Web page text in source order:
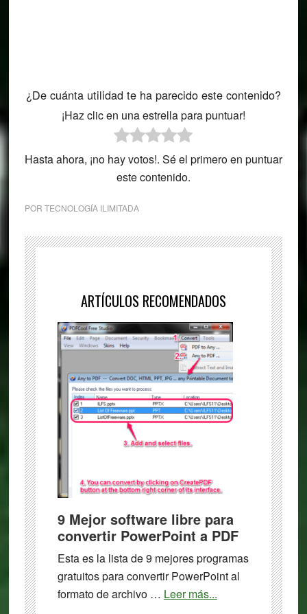
¿De cuánta utilidad te ha parecido este contenido?
¡Haz clic en una estrella para puntuar!
Hasta ahora, ¡no hay votos!. Sé el primero en puntuar
este contenido.
POR TECNOLOGÍA ILIMITADA
ARTÍCULOS RECOMENDADOS
9 Mejor software libre para
convertir PowerPoint a PDF
Esta es la lista de 9 mejores programas
gratuitos para convertir PowerPoint al
formato de archivo … Leer más...about